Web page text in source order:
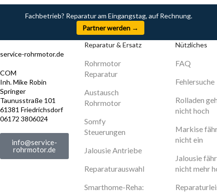
Fachbetrieb? Reparatur am Eingangstag, auf Rechnung.
Partner werden →
service-rohrmotor.de
COM
Inh. Mike Robin
Springer
Taunusstraße 101
61381 Friedrichsdorf
06172 3806024
info@service-
rohrmotor.de
Reparatur & Ersatz
Rohrmotor
Reparatur
Austausch
Rohrmotor
Somfy
Steuerungen
Jalousie Antriebe
Reparaturauswahl
Smarthome-Reha:
Nützliches
FAQ
Fehlersuche
Rolladen
nicht hoch
Markise
nicht ein
Jalousie
nicht mehr